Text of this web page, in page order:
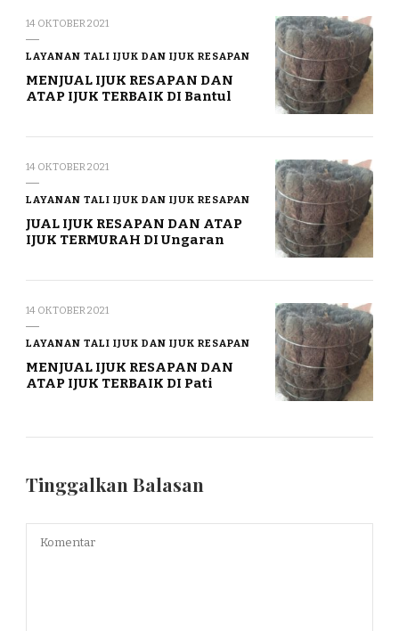
14 OKTOBER 2021
LAYANAN TALI IJUK DAN IJUK RESAPAN
MENJUAL IJUK RESAPAN DAN
ATAP IJUK TERBAIK DI Bantul
14 OKTOBER 2021
LAYANAN TALI IJUK DAN IJUK RESAPAN
JUAL IJUK RESAPAN DAN ATAP
IJUK TERMURAH DI Ungaran
14 OKTOBER 2021
LAYANAN TALI IJUK DAN IJUK RESAPAN
MENJUAL IJUK RESAPAN DAN
ATAP IJUK TERBAIK DI Pati
Tinggalkan Balasan